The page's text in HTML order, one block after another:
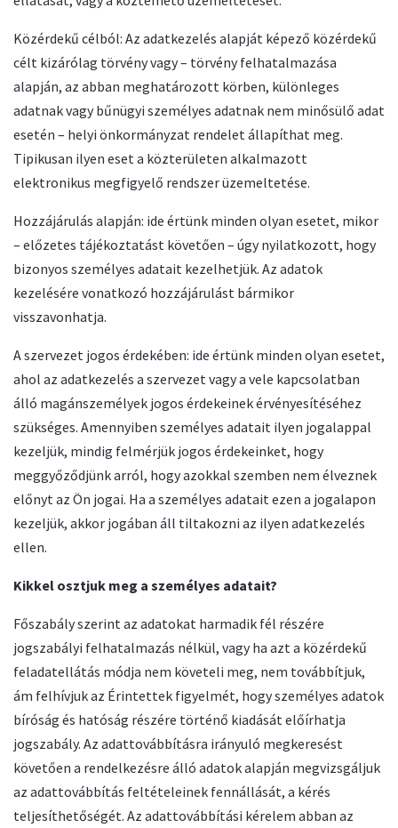
Közérdekű célból: Az adatkezelés alapját képező közérdekű
célt kizárólag törvény vagy – törvény felhatalmazása
alapján, az abban meghatározott körben, különleges
adatnak vagy bűnügyi személyes adatnak nem minősülő adat
esetén – helyi önkormányzat rendelet állapíthat meg.
Tipikusan ilyen eset a közterületen alkalmazott
elektronikus megfigyelő rendszer üzemeltetése.
Hozzájárulás alapján: ide értünk minden olyan esetet, mikor
– előzetes tájékoztatást követően – úgy nyilatkozott, hogy
bizonyos személyes adatait kezelhetjük. Az adatok
kezelésére vonatkozó hozzájárulást bármikor
visszavonhatja.
A szervezet jogos érdekében: ide értünk minden olyan esetet,
ahol az adatkezelés a szervezet vagy a vele kapcsolatban
álló magánszemélyek jogos érdekeinek érvényesítéséhez
szükséges. Amennyiben személyes adatait ilyen jogalappal
kezeljük, mindig felmérjük jogos érdekeinket, hogy
meggyőződjünk arról, hogy azokkal szemben nem élveznek
előnyt az Ön jogai. Ha a személyes adatait ezen a jogalapon
kezeljük, akkor jogában áll tiltakozni az ilyen adatkezelés
ellen.
Kikkel osztjuk meg a személyes adatait?
Főszabály szerint az adatokat harmadik fél részére
jogszabályi felhatalmazás nélkül, vagy ha azt a közérdekű
feladatellátás módja nem követeli meg, nem továbbítjuk,
ám felhívjuk az Érintettek figyelmét, hogy személyes adatok
bíróság és hatóság részére történő kiadását előírhatja
jogszabály. Az adattovábbításra irányuló megkeresést
követően a rendelkezésre álló adatok alapján megvizsgáljuk
az adattovábbítás feltételeinek fennállását, a kérés
teljesíthetőségét. Az adattovábbítási kérelem abban az